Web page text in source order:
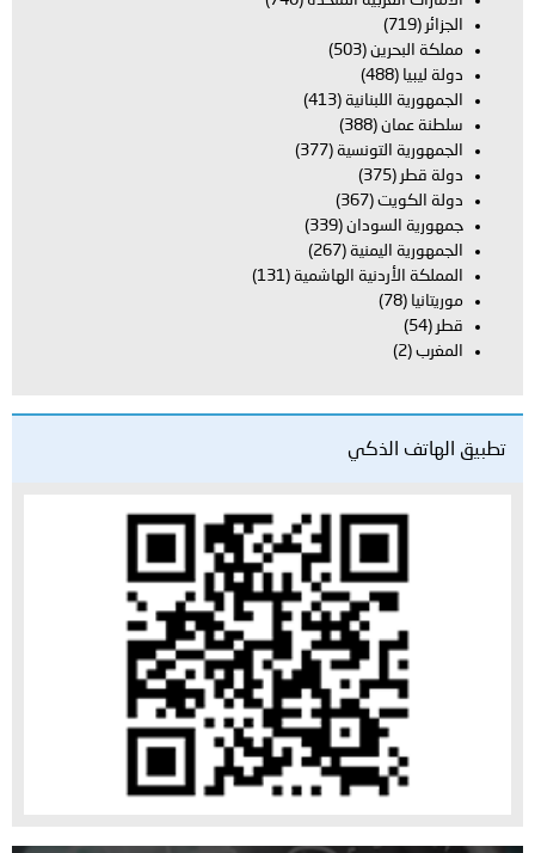
الجزائر (719)
مملكة البحرين (503)
دولة ليبيا (488)
الجمهورية اللبنانية (413)
سلطنة عمان (388)
الجمهورية التونسية (377)
دولة قطر (375)
دولة الكويت (367)
جمهورية السودان (339)
الجمهورية اليمنية (267)
المملكة الأردنية الهاشمية (131)
موريتانيا (78)
قطر (54)
المغرب (2)
تطبيق الهاتف الذكي